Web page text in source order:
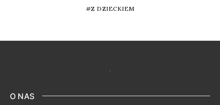
Z DZIECKIEM
O NAS